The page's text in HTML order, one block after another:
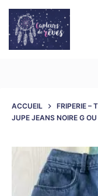
ACCUEIL FRIPERIE –
JUPE JEANS NOIRE G